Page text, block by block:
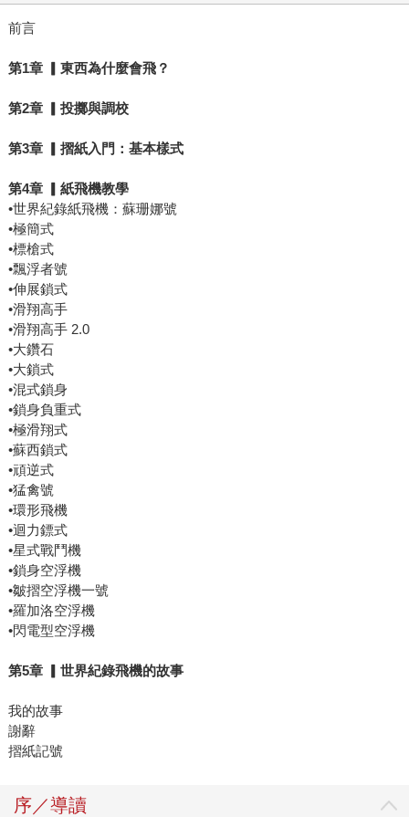
前言
第1章 東西為什麼會飛？
第2章 投擲與調校
第3章 摺紙入門：基本樣式
第4章
紙飛機教學
•世界紀錄紙飛機：蘇珊娜號
•極簡式
•標槍式
•飄浮者號
•伸展鎖式
•滑翔高手
•滑翔高手 2.0
•大鑽石
•大鎖式
•混式鎖身
•鎖身負重式
•極滑翔式
•蘇西鎖式
•頑逆式
•猛禽號
•環形飛機
•迴力鏢式
•星式戰鬥機
•鎖身空浮機
•皺摺空浮機一號
•羅加洛空浮機
•閃電型空浮機
第5章 世界紀錄飛機的故事
我的故事
謝辭
摺紙記號
序／導讀